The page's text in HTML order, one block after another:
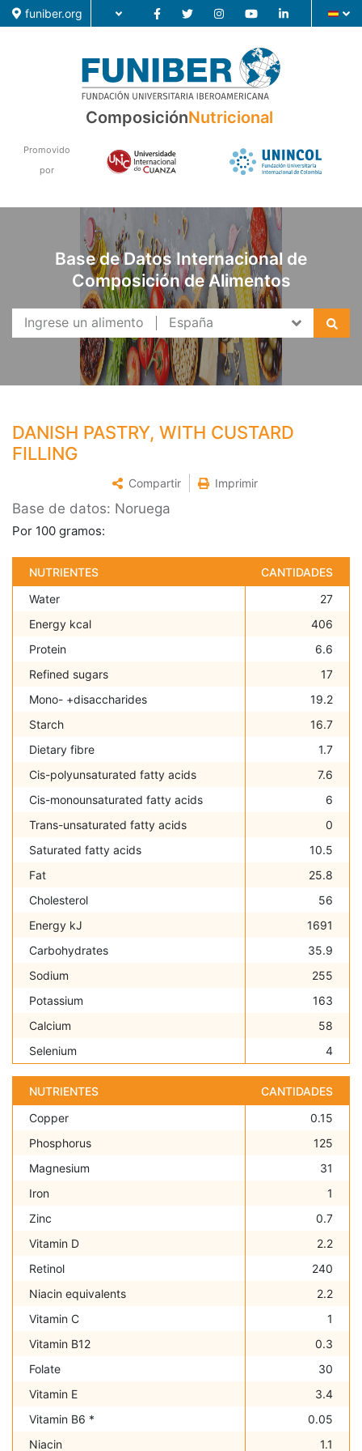
funiber.org
ComposiciónNutricional
Promovido
por
Base de Datos Internacional de
Composición de Alimentos
DANISH PASTRY, WITH CUSTARD
FILLING
Compartir Imprimir
Base de datos: Noruega
Por 100 gramos:
NUTRIENTES
CANTIDADES
Water
27
Energy kcal
406
Protein
6.6
Refined sugars
17
Mono- +disaccharides
19.2
Starch
16.7
Dietary fibre
1.7
Cis-polyunsaturated fatty acids
7.6
Cis-monounsaturated fatty acids
6
Trans-unsaturated fatty acids
0
Saturated fatty acids
10.5
Fat
25.8
Cholesterol
56
Energy kJ
1691
Carbohydrates
35.9
Sodium
255
Potassium
163
Calcium
58
Selenium
4
NUTRIENTES
CANTIDADES
Copper
0.15
Phosphorus
125
Magnesium
31
Iron
1
Zinc
0.7
Vitamin D
2.2
Retinol
240
Niacin equivalents
2.2
Vitamin C
1
Vitamin B12
0.3
Folate
30
Vitamin E
3.4
Vitamin B6 *
0.05
Niacin
1.1